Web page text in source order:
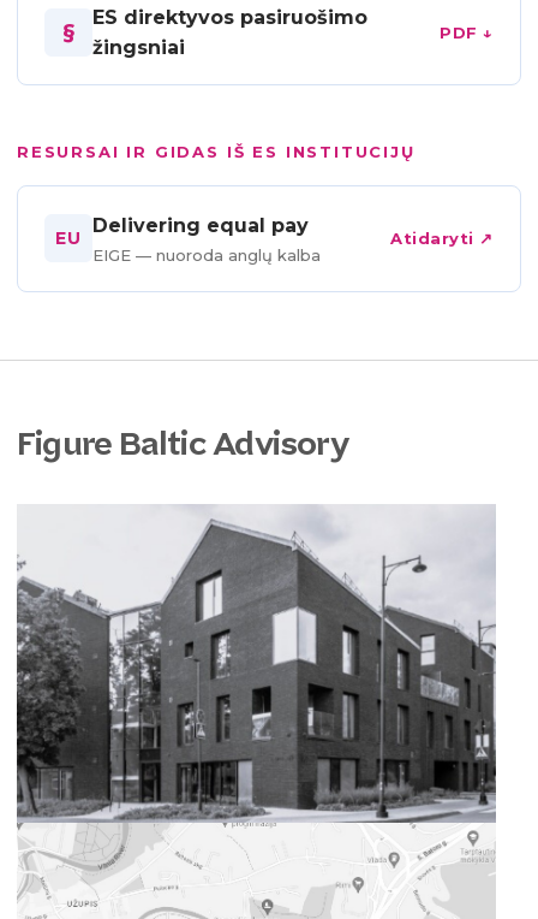
§
ES direktyvos pasiruošimo
žingsniai
PDF ↓
RESURSAI IR GIDAS IŠ ES INSTITUCIJŲ
EU
Delivering equal pay
EIGE — nuoroda anglų kalba
Atidaryti ↗
Figure Baltic Advisory